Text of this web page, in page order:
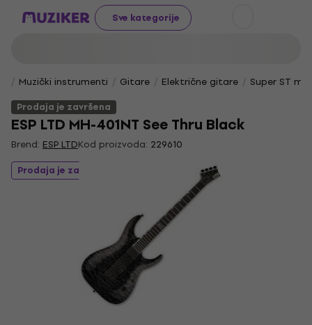
Sve kategorije
Muzički instrumenti Gitare Električne gitare
Super ST
Prodaja je završena
ESP LTD MH-401NT See Thru Black
Brend: ESP LTDKod proizvoda: 229610
Prodaja je završena